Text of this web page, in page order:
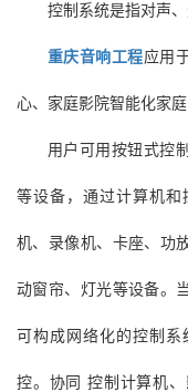
控制系统是指对声
重庆音响工程应用
心、家庭影院智能化家庭
用户可用按钮式控
等设备，通过计算机
机、录像机、卡座、功
动窗帘、灯光等设备。
可构成网络化的控制
控。协同 控制计算机